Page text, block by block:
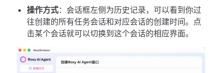
操作方式：会话框左侧为历史记录，可以看到你过
往创建的所有任务会话和对应会话的创建时间。点
击某个会话就可以切换到这个会话的相应界面。